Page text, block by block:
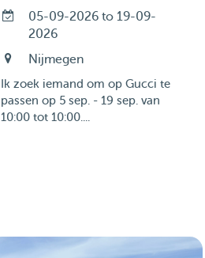
05-09-2026 to 19-09-
2026
Nijmegen
Ik zoek iemand om op Gucci te
passen op 5 sep. - 19 sep. van
10:00 tot 10:00....